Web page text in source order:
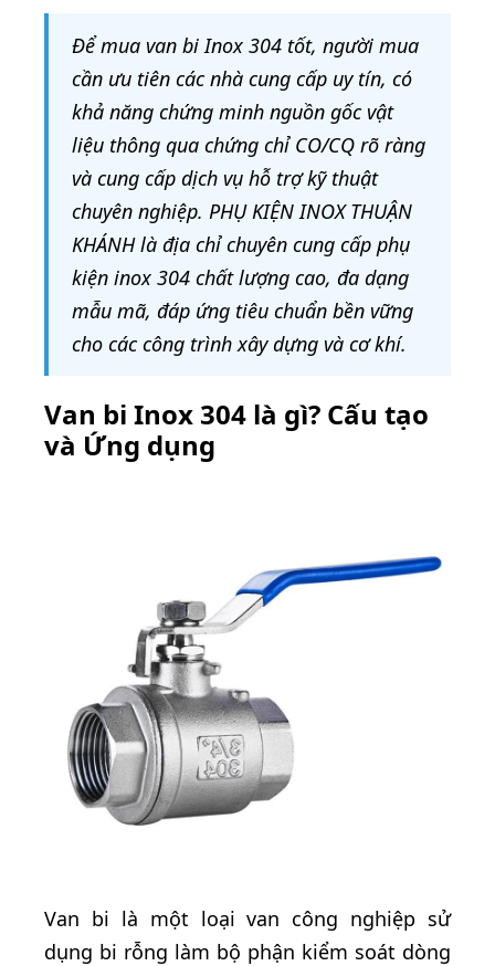
Để mua van bi Inox 304 tốt, người mua
cần ưu tiên các nhà cung cấp uy tín, có
khả năng chứng minh nguồn gốc vật
liệu thông qua chứng chỉ CO/CQ rõ ràng
và cung cấp dịch vụ hỗ trợ kỹ thuật
chuyên nghiệp. PHỤ KIỆN INOX THUẬN
KHÁNH là địa chỉ chuyên cung cấp phụ
kiện inox 304 chất lượng cao, đa dạng
mẫu mã, đáp ứng tiêu chuẩn bền vững
cho các công trình xây dựng và cơ khí.
Van bi Inox 304 là gì? Cấu tạo
và Ứng dụng
Van bi là một loại van công nghiệp sử
dụng bi rỗng làm bộ phận kiểm soát dòng